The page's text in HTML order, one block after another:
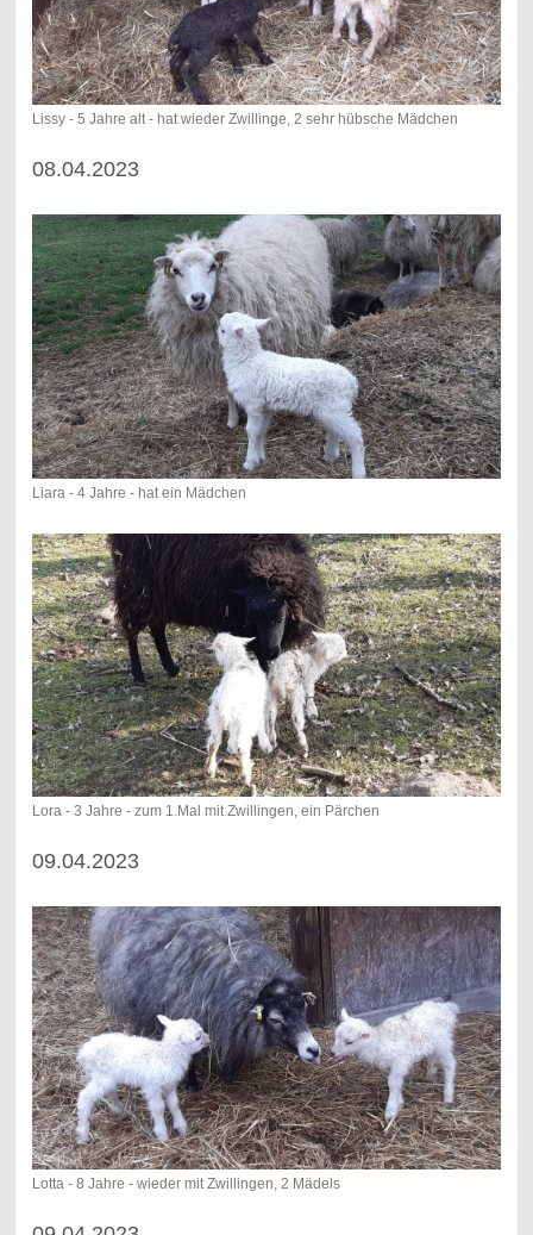
Lissy - 5 Jahre alt - hat wieder Zwillinge, 2 sehr hübsche Mädchen
08.04.2023
Liara - 4 Jahre - hat ein Mädchen
Lora - 3 Jahre - zum 1.Mal mit Zwillingen, ein Pärchen
09.04.2023
Lotta - 8 Jahre - wieder mit Zwillingen, 2 Mädels